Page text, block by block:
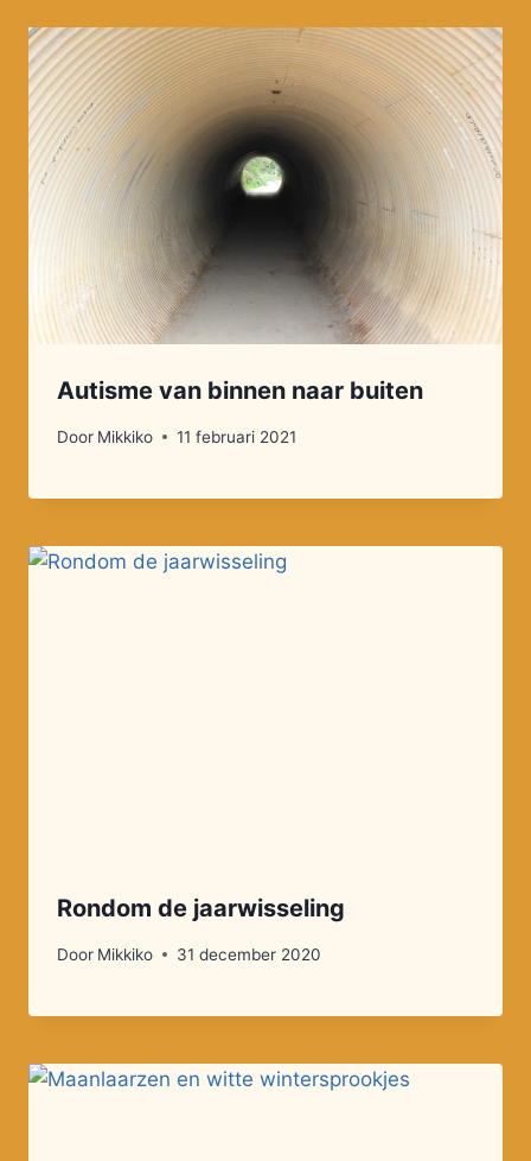
Autisme van binnen naar buiten
Door Mikkiko 11 februari 2021
Rondom de jaarwisseling
Door Mikkiko 31 december 2020